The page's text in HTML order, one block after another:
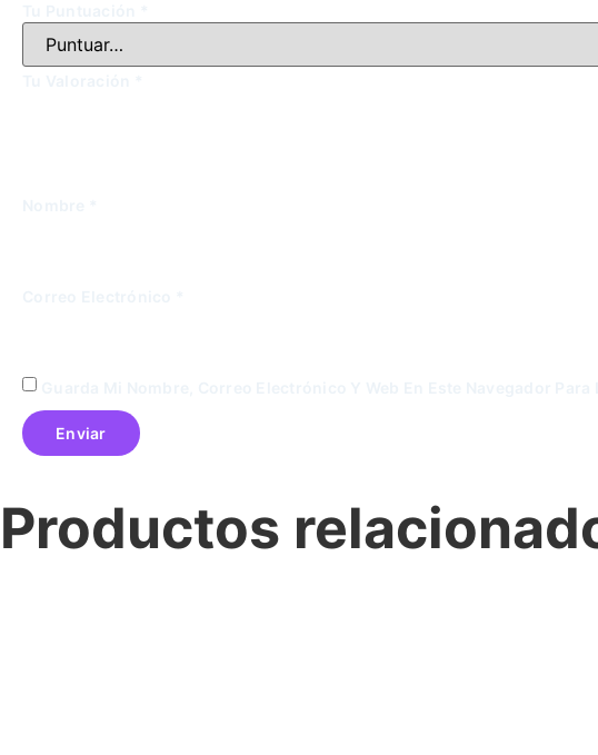
Productos